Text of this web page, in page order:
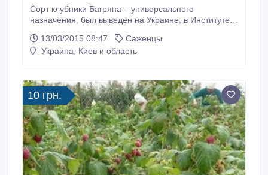
Сорт клубники Багряна – универсального
назначения, был выведен на Украине, в Институте
урожайностью крупных ягод высокого качества,
которые хорошо переносят транспортировку.
приживаться, и уже на следующий год после летней
высадки, в конце мая, давать богатые урожаи.
13/03/2015 08:47
Саженцы
Украина, Киев и область
10 грн.